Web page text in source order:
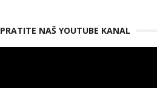
PRATITE NAŠ YOUTUBE KANAL